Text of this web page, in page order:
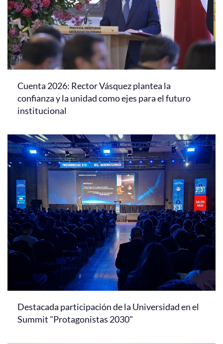
Cuenta 2026: Rector Vásquez plantea la
confianza y la unidad como ejes para el futuro
institucional
Destacada participación de la Universidad en el
Summit "Protagonistas 2030"